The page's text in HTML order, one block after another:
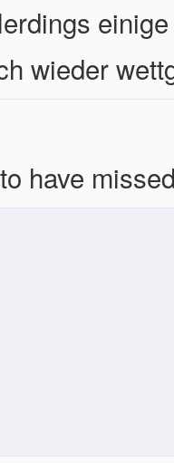
wieder
have